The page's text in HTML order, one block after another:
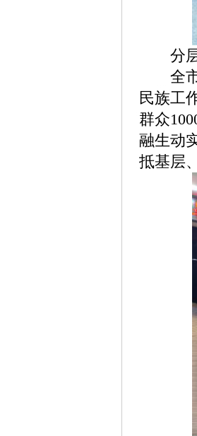
分层
全
民族工
群众
融生动
抵基层